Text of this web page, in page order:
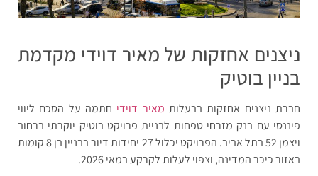
ניצנים אחזקות של מאיר דוידי מקדמת
בניין בוטיק
חברת ניצנים אחזקות בבעלות מאיר דוידי חתמה על הסכם ליווי
פיננסי עם בנק מזרחי טפחות לבניית פרויקט בוטיק יוקרתי ברחוב
ויצמן 52 בתל אביב. הפרויקט יכלול 27 יחידות דיור בבניין בן 8 קומות
באזור כיכר המדינה, וצפוי לעלות לקרקע במאי 2026.